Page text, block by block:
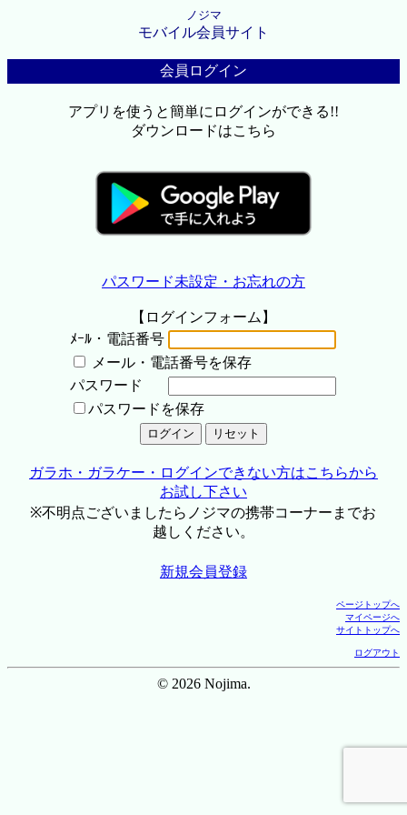
ノジマ
モバイル会員サイト
会員ログイン
アプリを使うと簡単にログインができる!!
ダウンロードはこちら
パスワード未設定・お忘れの方
【ログインフォーム】
ﾒｰﾙ・電話番号
メール・電話番号を保存
パスワード
パスワードを保存
ガラホ・ガラケー・ログインできない方はこちらから
お試し下さい
※不明点ございましたらノジマの携帯コーナーまでお
越しください。
新規会員登録
ページトップへ
マイページへ
サイトトップへ
ログアウト
© 2026 Nojima.